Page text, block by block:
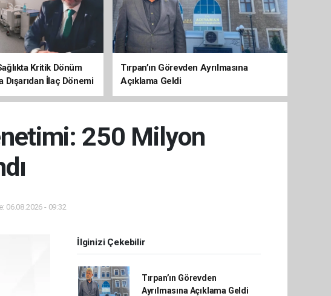
Kritik Dönüm
Dışarıdan İlaç Dönemi
Tırpan’ın Görevden Ayrılmasına
Açıklama Geldi
250 Milyon
06.08.2026 - 09:32
İlginizi Çekebilir
Tırpan’ın Görevden
Ayrılmasına Açıklama Geldi